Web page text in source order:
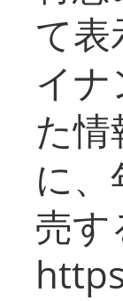
て
イ
た情
に
売す